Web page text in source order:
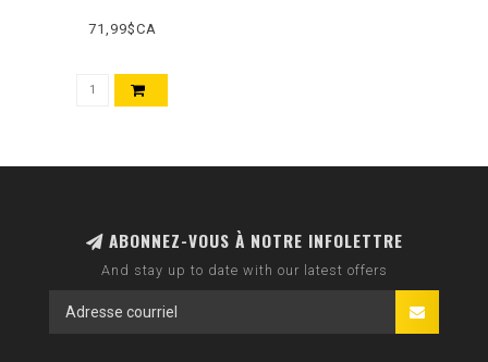
71,99$CA
ABONNEZ-VOUS À NOTRE INFOLETTRE
And stay up to date with our latest offers